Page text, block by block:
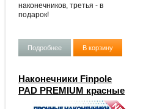
наконечников, третья - в
подарок!
Подробнее В корзину
Наконечники Finpole
PAD PREMIUM красные